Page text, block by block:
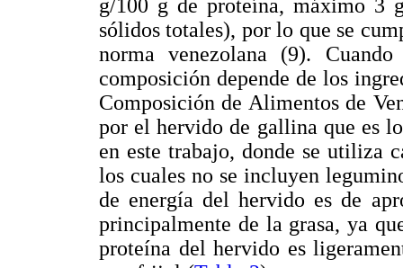
g/100 g de proteína, máximo 3
sólidos totales), por lo que se
norma venezolana (9).
composición depende de los
Composición de Alimentos de
por el hervido de gallina que es
en este trabajo, donde se utiliza
los cuales no se incluyen
de energía del hervido es de
principalmente de la grasa, ya
proteína del hervido es